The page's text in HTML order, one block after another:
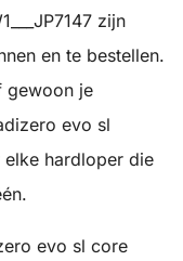
zijn
en te bestellen.
gewoon je
evo sl
hardloper die
evo sl core